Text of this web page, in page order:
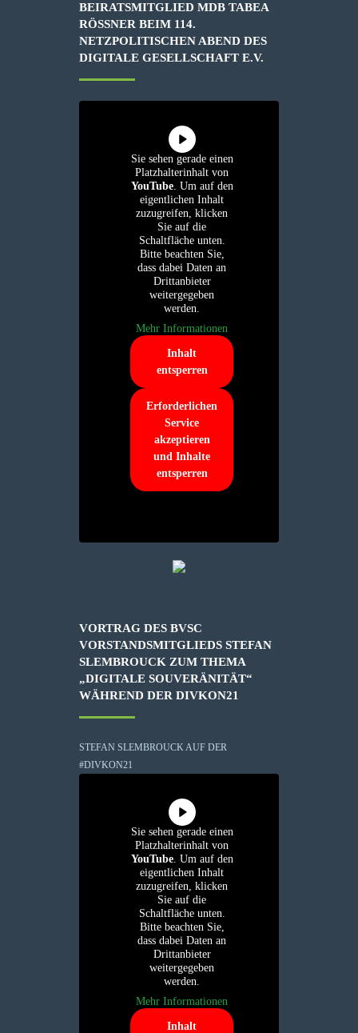
BEIRATSMITGLIED MDB TABEA
RÖSSNER BEIM 114. N
ETZPOLITISCHEN ABEND DES D
IGITALE GESELLSCHAFT E.V.
Sie sehen gerade einen
Platzhalterinhalt von
YouTube. Um auf den
eigentlichen Inhalt
zuzugreifen, klicken
Sie auf die
Schaltfläche unten.
Bitte beachten Sie,
dass dabei Daten an
Drittanbieter
weitergegeben
werden.
Mehr Informationen
Inhalt
entsperren
Erforderlichen
Service
akzeptieren
und Inhalte
entsperren
VORTRAG DES BVSC
VORSTANDSMITGLIEDS STEFAN
SLEMBROUCK ZUM THEMA
„DIGITALE SOUVERÄNITÄT“
WÄHREND DER DIVKON21
STEFAN SLEMBROUCK AUF DER
#DIVKON21
Sie sehen gerade einen
Platzhalterinhalt von
YouTube. Um auf den
eigentlichen Inhalt
zuzugreifen, klicken
Sie auf die
Schaltfläche unten.
Bitte beachten Sie,
dass dabei Daten an
Drittanbieter
weitergegeben
werden.
Mehr Informationen
Inhalt